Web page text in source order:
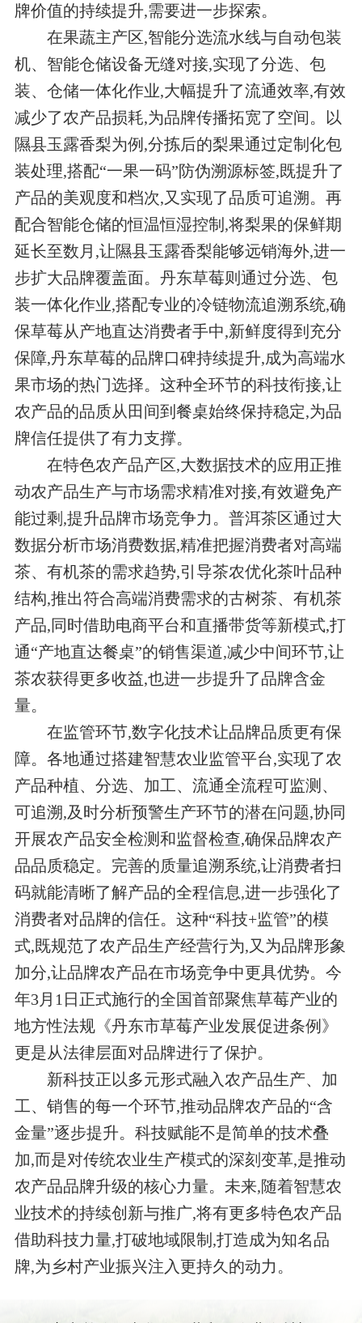
牌价值的持续提升,需要进一步探索。
在果蔬主产区,智能分选流水线与自动包装
机、智能仓储设备无缝对接,实现了分选、包
装、仓储一体化作业,大幅提升了流通效率,有效
减少了农产品损耗,为品牌传播拓宽了空间。以
隰县玉露香梨为例,分拣后的梨果通过定制化包
装处理,搭配“一果一码”防伪溯源标签,既提升了
产品的美观度和档次,又实现了品质可追溯。再
配合智能仓储的恒温恒湿控制,将梨果的保鲜期
延长至数月,让隰县玉露香梨能够远销海外,进一
步扩大品牌覆盖面。丹东草莓则通过分选、包
装一体化作业,搭配专业的冷链物流追溯系统,确
保草莓从产地直达消费者手中,新鲜度得到充分
保障,丹东草莓的品牌口碑持续提升,成为高端水
果市场的热门选择。这种全环节的科技衔接,让
农产品的品质从田间到餐桌始终保持稳定,为品
牌信任提供了有力支撑。
在特色农产品产区,大数据技术的应用正推
动农产品生产与市场需求精准对接,有效避免产
能过剩,提升品牌市场竞争力。普洱茶区通过大
数据分析市场消费数据,精准把握消费者对高端
茶、有机茶的需求趋势,引导茶农优化茶叶品种
结构,推出符合高端消费需求的古树茶、有机茶
产品,同时借助电商平台和直播带货等新模式,打
通“产地直达餐桌”的销售渠道,减少中间环节,让
茶农获得更多收益,也进一步提升了品牌含金
量。
在监管环节,数字化技术让品牌品质更有保
障。各地通过搭建智慧农业监管平台,实现了农
产品种植、分选、加工、流通全流程可监测、
可追溯,及时分析预警生产环节的潜在问题,协同
开展农产品安全检测和监督检查,确保品牌农产
品品质稳定。完善的质量追溯系统,让消费者扫
码就能清晰了解产品的全程信息,进一步强化了
消费者对品牌的信任。这种“科技+监管”的模
式,既规范了农产品生产经营行为,又为品牌形象
加分,让品牌农产品在市场竞争中更具优势。今
年3月1日正式施行的全国首部聚焦草莓产业的
地方性法规《丹东市草莓产业发展促进条例》
更是从法律层面对品牌进行了保护。
新科技正以多元形式融入农产品生产、加
工、销售的每一个环节,推动品牌农产品的“含
金量”逐步提升。科技赋能不是简单的技术叠
加,而是对传统农业生产模式的深刻变革,是推动
农产品品牌升级的核心力量。未来,随着智慧农
业技术的持续创新与推广,将有更多特色农产品
借助科技力量,打破地域限制,打造成为知名品
牌,为乡村产业振兴注入更持久的动力。